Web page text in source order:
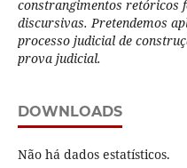
constrangimentos retóricos
discursivas. Pretendemos
processo judicial de
prova judicial.
DOWNLOADS
Não há dados estatísticos.